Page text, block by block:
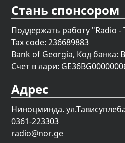
Стань спонсором
Поддержать работу "Radio -
Tax code: 236689883
Bank of Georgia, Код банка:
Счет в лари:
Адрес
Ниноцминда.
0361-223303
radio@nor.ge